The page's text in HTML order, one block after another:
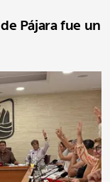
Pájara fue un